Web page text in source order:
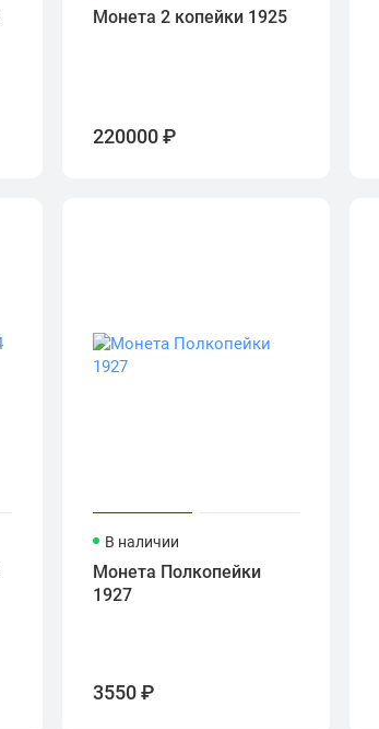
Монета 2 копейки 1925
220000 ₽
В наличии
Монета Полкопейки
1927
3550 ₽